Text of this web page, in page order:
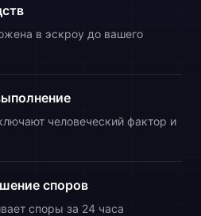
в эскроу до вашего
человеческий фактор и
споров
споры за 24 часа